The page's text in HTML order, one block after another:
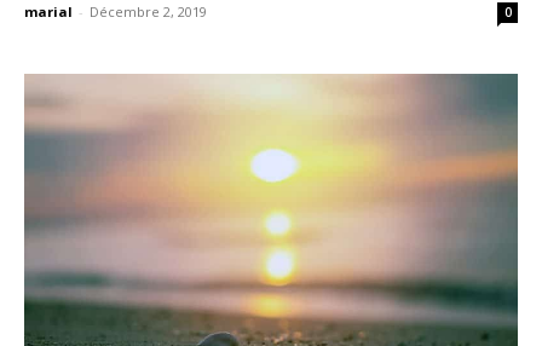
marial - Décembre 2, 2019 0